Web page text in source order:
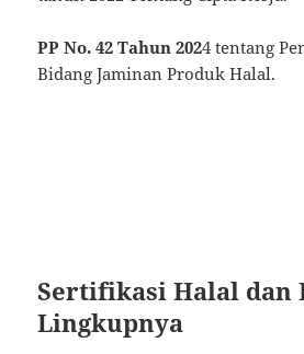
PP No. 42 Tahun 2024 tentang
Bidang Jaminan Produk Halal.
Sertifikasi Halal dan
Lingkupnya